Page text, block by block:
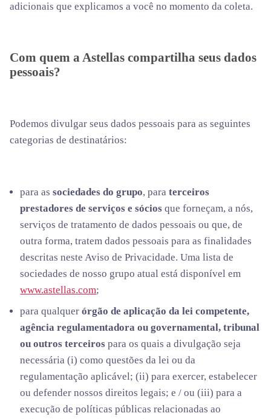
adicionais que explicamos a você no momento da coleta.
Com quem a Astellas compartilha seus dados
pessoais?
Podemos divulgar seus dados pessoais para as seguintes
categorias de destinatários:
para associedades do grupo, paraterceiros
prestadores de serviços e sóciosque forneçam, a nós,
serviços de tratamento de dados pessoais ou que, de
outra forma, tratem dados pessoais para as finalidades
descritas neste Aviso de Privacidade. Uma lista de
sociedades de nosso grupo atual está disponível em
www.astellas.com;
para qualquerórgão de aplicação da lei competente,
agência regulamentadora ou governamental, tribunal
ou outros terceirospara os quais a divulgação seja
necessária (i) como questões da lei ou da
regulamentação aplicável; (ii) para exercer, estabelecer
ou defender nossos direitos legais; e / ou (iii) para a
execução de políticas públicas relacionadas ao